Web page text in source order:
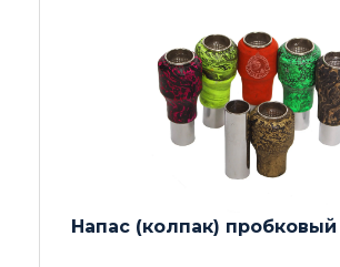
Ёршик для бонгов 45 см